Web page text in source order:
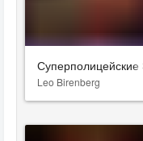
Суперполицейские
Leo Birenberg